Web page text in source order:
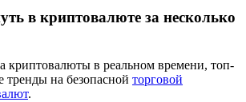
в криптовалюте за несколько
криптовалюты в реальном времени, топ-
на безопасной торговой
.